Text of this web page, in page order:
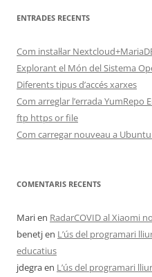
ENTRADES RECENTS
Com instal·lar
Explorant el Món del Sistema
Diferents tipus d’accés xarxes
Com arreglar l’errada
ftp https or file
Com carregar nouveau a
COMENTARIS RECENTS
Marien RadarCOVID al Xiaomi
benetjen L’ús del programari
educatius
jdegraen L’ús del programari